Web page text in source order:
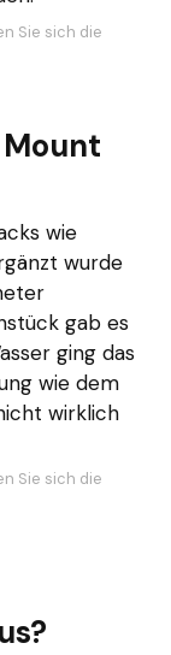
Sie sich die
wie
wurde
gab es
ging das
wie dem
wirklich
Sie sich die